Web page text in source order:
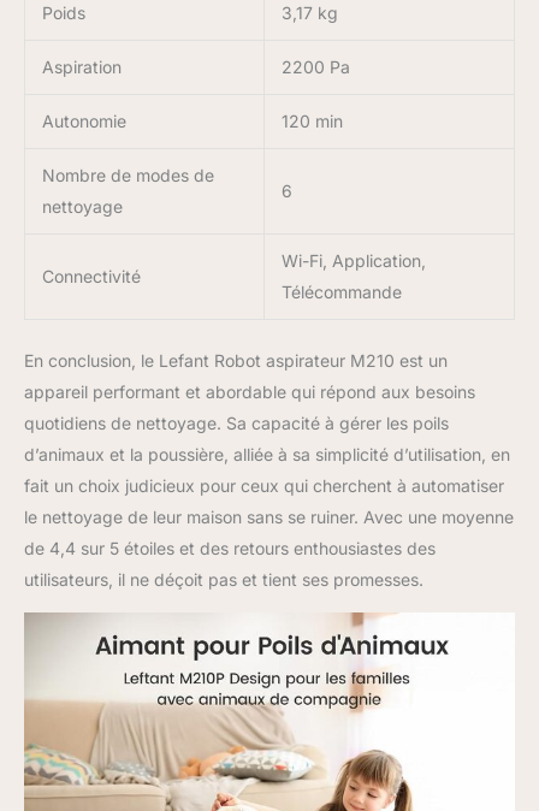
Poids 3,17 kg
Aspiration 2200 Pa
Autonomie 120 min
Nombre de modes de
nettoyage
6
Connectivité
Wi-Fi, Application,
Télécommande
En conclusion, le Lefant Robot aspirateur M210 est un
appareil performant et abordable qui répond aux besoins
quotidiens de nettoyage. Sa capacité à gérer les poils
d’animaux et la poussière, alliée à sa simplicité d’utilisation, en
fait un choix judicieux pour ceux qui cherchent à automatiser
le nettoyage de leur maison sans se ruiner. Avec une moyenne
de 4,4 sur 5 étoiles et des retours enthousiastes des
utilisateurs, il ne déçoit pas et tient ses promesses.